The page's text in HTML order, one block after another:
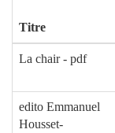
Titre
La chair - pdf
edito Emmanuel
Housset-